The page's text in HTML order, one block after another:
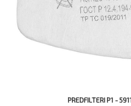
PREDFILTERI P1 -